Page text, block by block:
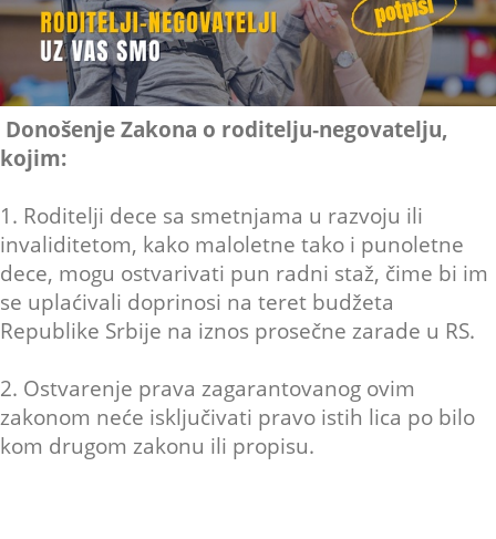
Donošenje Zakona o roditelju‑negovatelju,
kojim:
1. Roditelji dece sa smetnjama u razvoju ili
invaliditetom, kako maloletne tako i punoletne
dece, mogu ostvarivati pun radni staž, čime bi im
se uplaćivali doprinosi na teret budžeta
Republike Srbije na iznos prosečne zarade u RS.
2. Ostvarenje prava zagarantovanog ovim
zakonom neće isključivati pravo istih lica po bilo
kom drugom zakonu ili propisu.